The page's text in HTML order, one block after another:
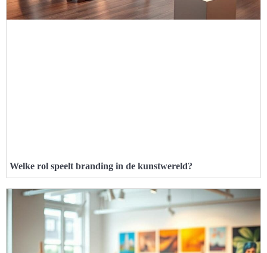
Welke rol speelt branding in de kunstwereld?